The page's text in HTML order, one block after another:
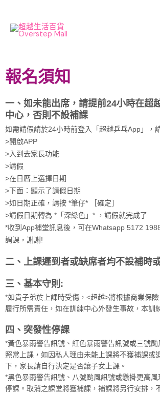
content
報名須知
一、如未能出席，請提前24小時在超
中心，否則不設補課
如需請假請於24小時前登入「超越乒乓App」，
>開啟APP
>入到去家長功能
>請假
>在日曆上選擇日期
>下面：顯示了請假日期
>如日期正確，請按 *筆仔* ［確定］
>請假日期轉為 *「深綠色」* ，請假就完成了
*收到App補堂訊息後，可在Whatsapp 5172
調課，謝謝!
二、上課遲到者或缺席者均不設補時
三、基本守則:
*如貴子弟於上課時受傷，<超越>將根據商業保險
履行所需責任，如在訓練中心外發生事故，本訓
四、突發性停課
*黃色暴雨警告訊號、紅色暴雨警告訊號或三號
照常上課，如因私人理由未能上課將不獲補課或
下，家長請自行決定是否讓子女上課。
*黑色暴雨警告訊號、八號颱風訊號或懸掛更高
停課。取消之課堂將獲補課，補課將另行安排，